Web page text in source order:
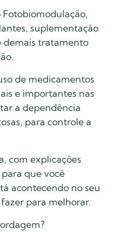
suplementação
demais tratamento
de medicamentos
e importantes nas
a dependência
para controle a
com explicações
que você
acontecendo no seu
para melhorar.